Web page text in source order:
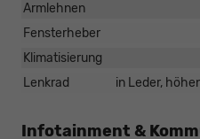
Armlehnen
Fensterheber
Klimatisierung
Lenkrad
in Leder,
Infotainment &